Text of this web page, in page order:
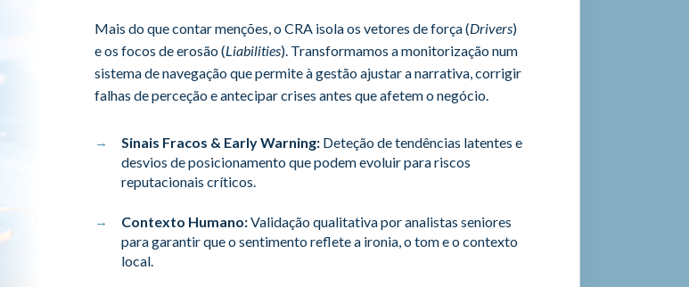
Mais do que contar menções, o CRA isola os vetores de força (Drivers)
e os focos de erosão (Liabilities). Transformamos a monitorização num
sistema de navegação que permite à gestão ajustar a narrativa, corrigir
falhas de perceção e antecipar crises antes que afetem o negócio.
Sinais Fracos & Early Warning: Deteção de tendências latentes e
desvios de posicionamento que podem evoluir para riscos
reputacionais críticos.
Contexto Humano:Validação qualitativa por analistas seniores
para garantir que o sentimento reflete a ironia, o tom e o contexto
local